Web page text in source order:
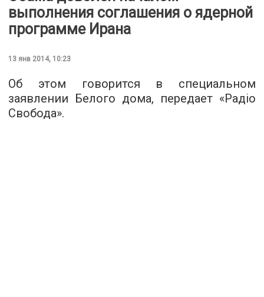
выполнения соглашения о ядерной
программе Ирана
13 янв 2014, 10:23
Об этом говорится в специальном
заявлении Белого дома, передает «Радіо
Свобода».